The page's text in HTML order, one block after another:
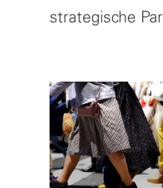
strategische